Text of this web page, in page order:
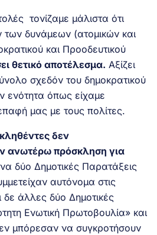
τονίζαμε μάλιστα ότι
των δυνάμεων (ατομικών και
και Προοδευτικού
θετικό αποτέλεσμα. Αξίζει
σχεδόν του δημοκρατικού
ενότητα όπως είχαμε
μας με τους πολίτες.
δεν
ανωτέρω πρόσκληση για
δύο Δημοτικές Παρατάξεις
αυτόνομα στις
δε άλλες δύο Δημοτικές
Ενωτική Πρωτοβουλία» και
μπόρεσαν να συγκροτήσουν